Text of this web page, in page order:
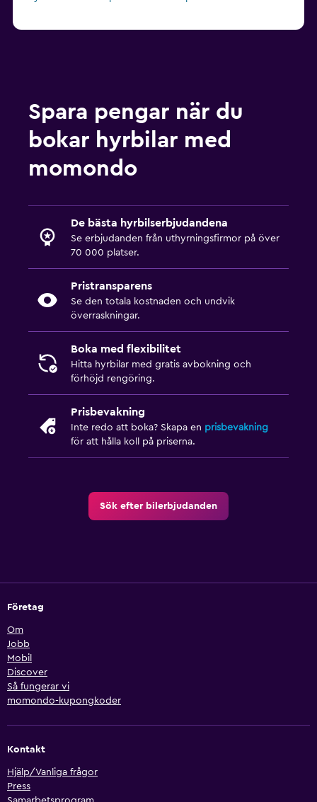
Spara pengar när du
bokar hyrbilar med
momondo
De bästa hyrbilserbjudandena
Se erbjudanden från uthyrningsfirmor på över
70 000 platser.
Pristransparens
Se den totala kostnaden och undvik
överraskningar.
Boka med flexibilitet
Hitta hyrbilar med gratis avbokning och
förhöjd rengöring.
Prisbevakning
Inte redo att boka? Skapa en prisbevakning
för att hålla koll på priserna.
Sök efter bilerbjudanden
Företag
Om
Jobb
Mobil
Discover
Så fungerar vi
momondo-kupongkoder
Kontakt
Hjälp/Vanliga frågor
Press